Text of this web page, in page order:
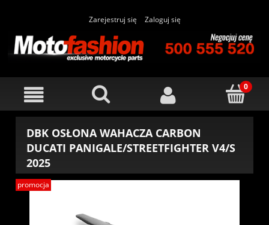
Zarejestruj się Zaloguj się
DBK OSŁONA WAHACZA CARBON
DUCATI PANIGALE/STREETFIGHTER V4/S
2025
promocja